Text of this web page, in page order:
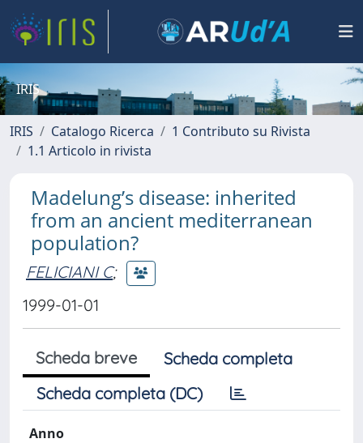
IRIS
IRIS Catalogo Ricerca
1 Contributo su Rivista
1.1 Articolo in rivista
Madelung’s disease: inherited
from an ancient mediterranean
population?
FELICIANI C;
1999-01-01
Scheda breve
Scheda completa
Scheda completa (DC)
Anno